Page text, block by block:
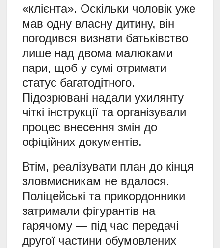
«клієнта». Оскільки чоловік уже
мав одну власну дитину, він
погодився визнати батьківство
лише над двома малюками
пари, щоб у сумі отримати
статус багатодітного.
Підозрювані надали ухилянту
чіткі інструкції та організували
процес внесення змін до
офіційних документів.
Втім, реалізувати план до кінця
зловмисникам не вдалося.
Поліцейські та прикордонники
затримали фігурантів на
гарячому — під час передачі
другої частини обумовлених